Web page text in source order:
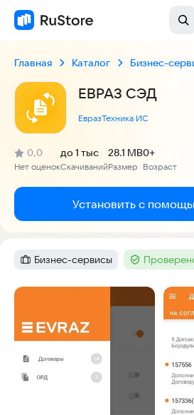
Главная Каталог Бизнес-
ЕВРАЗ СЭД
ЕвразТехника ИС
Рейтинг:
0,0
(
Нет оценок
)
Скачиваний
до 1 тыс
Размер
28.1 MB
Возраст
0+
Установить с
Категория :
Бизнес-сервисы Тег :
Скриншоты